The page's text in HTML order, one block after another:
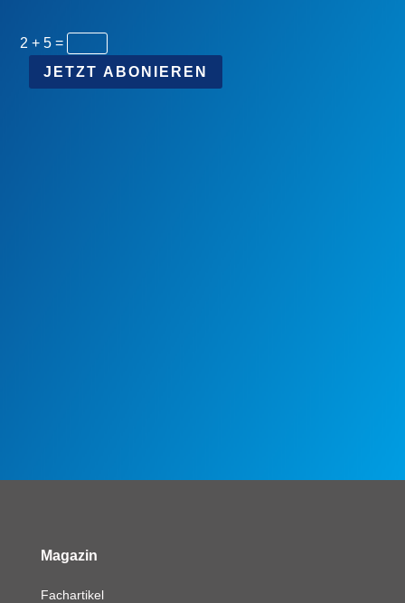
2 + 5 =
JETZT ABONIEREN
Magazin
Fachartikel